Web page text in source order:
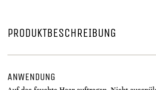
PRODUKTBESCHREIBUNG
ANWENDUNG